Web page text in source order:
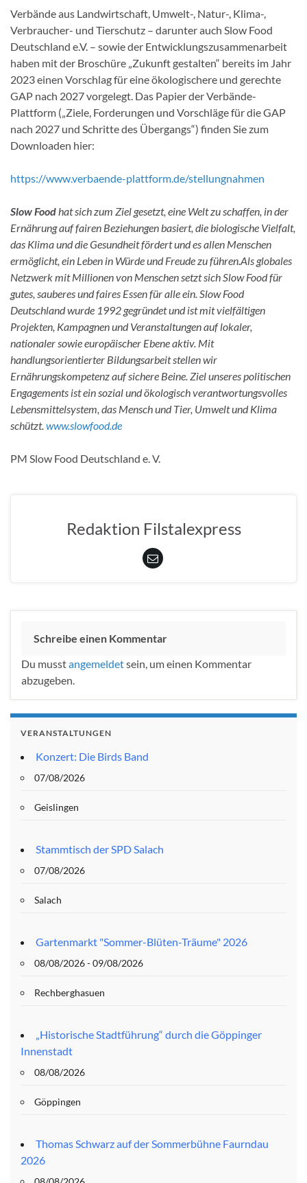
Verbände aus Landwirtschaft, Umwelt-, Natur-, Klima-,
Verbraucher- und Tierschutz – darunter auch Slow Food
Deutschland e.V. – sowie der Entwicklungszusammenarbeit
haben mit der Broschüre „Zukunft gestalten“ bereits im Jahr
2023 einen Vorschlag für eine ökologischere und gerechte
GAP nach 2027 vorgelegt. Das Papier der Verbände-
Plattform („Ziele, Forderungen und Vorschläge für die GAP
nach 2027 und Schritte des Übergangs“) finden Sie zum
Downloaden hier:
https://www.verbaende-plattform.de/stellungnahmen
Slow Foodhat sich zum Ziel gesetzt, eine Welt zu schaffen, in der
Ernährung auf fairen Beziehungen basiert, die biologische Vielfalt,
das Klima und die Gesundheit fördert und es allen Menschen
ermöglicht, ein Leben in Würde und Freude zu führen.Als globales
Netzwerk mit Millionen von Menschen setzt sich Slow Food für
gutes, sauberes und faires Essen für alle ein. Slow Food
Deutschland wurde 1992 gegründet und ist mit vielfältigen
Projekten, Kampagnen und Veranstaltungen auf lokaler,
nationaler sowie europäischer Ebene aktiv. Mit
handlungsorientierter Bildungsarbeit stellen wir
Ernährungskompetenz auf sichere Beine. Ziel unseres politischen
Engagements ist ein sozial und ökologisch verantwortungsvolles
Lebensmittelsystem, das Mensch und Tier, Umwelt und Klima
schützt.www.slowfood.de
PM Slow Food Deutschland e. V.
Redaktion Filstalexpress
Schreibe einen Kommentar
Du musstangemeldetsein, um einen Kommentar
abzugeben.
VERANSTALTUNGEN
Konzert: Die Birds Band
07/08/2026
Geislingen
Stammtisch der SPD Salach
07/08/2026
Salach
Gartenmarkt "Sommer-Blüten-Träume" 2026
08/08/2026 - 09/08/2026
Rechberghasuen
„Historische Stadtführung“ durch die Göppinger
Innenstadt
08/08/2026
Göppingen
Thomas Schwarz auf der Sommerbühne Faurndau
2026